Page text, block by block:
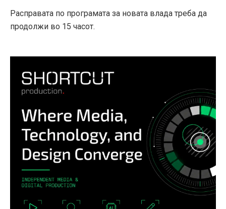
Расправата по програмата за новата влада треба да
продолжи во 15 часот.